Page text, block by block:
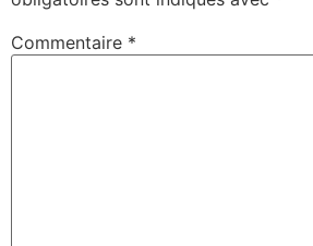
Commentaire *